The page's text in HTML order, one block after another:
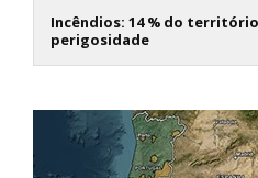
Incêndios: 14 % do
perigosidade